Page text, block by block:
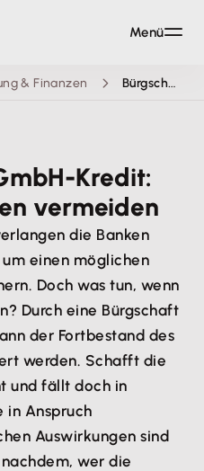
& Finanzen Bürgschaft für GmbH-Kredit: Steuerliche Fallen vermeiden
Kredit:
vermeiden
die Banken
einen möglichen
Doch was tun, wenn
Durch eine Bürgschaft
der Fortbestand des
werden. Schafft die
und fällt doch in
in Anspruch
Auswirkungen sind
wer die
Menü